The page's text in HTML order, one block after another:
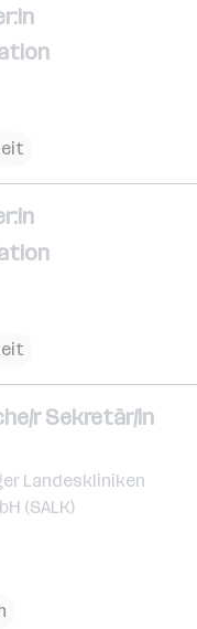
r Sekretär/in
Landeskliniken
(SALK)